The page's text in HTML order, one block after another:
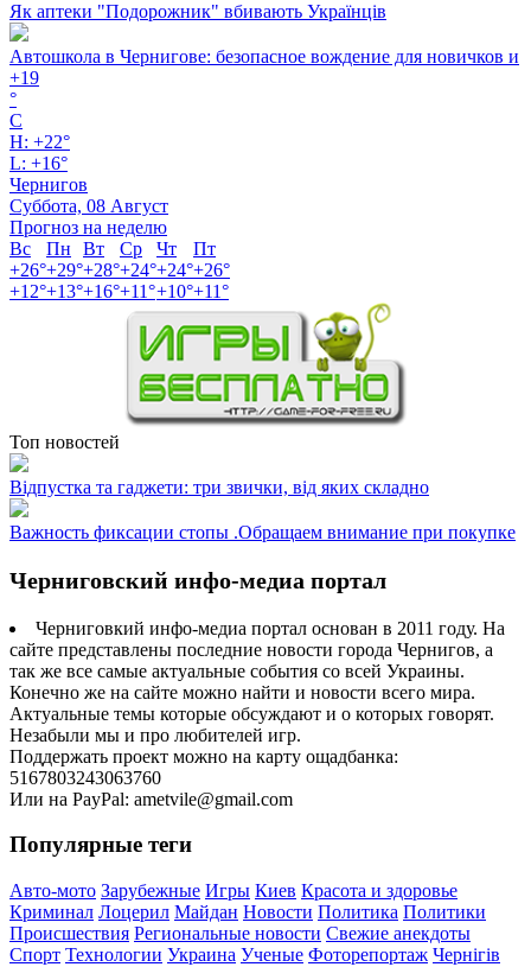
Як аптеки "Подорожник" вбивають Українців
Автошкола в Чернигове: безопасное вождение для новичков и
+19
°
C
H: +22°
L: +16°
Чернигов
Суббота, 08 Август
Прогноз на неделю
Вс
Пн Вт Ср Чт
Пт
+26°+29°+28°+24°+24°+26°
+12°+13°+16°+11°+10°+11°
Топ новостей
Відпустка та гаджети: три звички, від яких складно
Важность фиксации стопы .Обращаем внимание при покупке
Черниговский инфо-медиа портал
Черниговкий инфо-медиа портал основан в 2011 году. На
сайте представлены последние новости города Чернигов, а
так же все самые актуальные события со всей Украины.
Конечно же на сайте можно найти и новости всего мира.
Актуальные темы которые обсуждают и о которых говорят.
Незабыли мы и про любителей игр.
Поддержать проект можно на карту ощадбанка:
5167803243063760
Или на PayPal: ametvile@gmail.com
Популярные теги
Авто-мото Зарубежные Игры Киев Красота и здоровье
Криминал Лоцерил Майдан Новости Политика Политики
Происшествия Региональные новости Свежие анекдоты
Спорт Технологии Украина Ученые Фоторепортаж Чернігів